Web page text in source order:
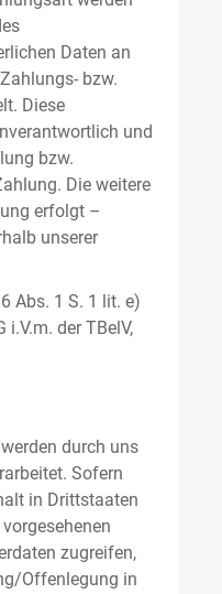
Daten an
bzw.
Diese
und
bzw.
Die weitere
erfolgt –
unserer
Abs. 1 S. 1 lit. e)
i.V.m. der TBelV,
durch uns
Sofern
in Drittstaaten
zugreifen,
Offenlegung in